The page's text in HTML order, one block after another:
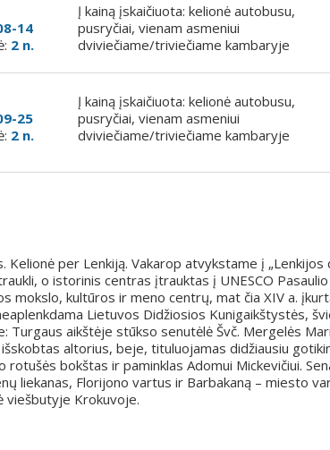
14
2 n.
Į kainą įskaičiuota: kelionė autobusu,
pusryčiai, vienam asmeniui
dviviečiame/triviečiame kambaryje
25
2 n.
Į kainą įskaičiuota: kelionė autobusu,
pusryčiai, vienam asmeniui
dviviečiame/triviečiame kambaryje
per Lenkiją. Vakarop atvykstame į „Lenkijos
o istorinis centras įtrauktas į UNESCO
mokslo, kultūros ir meno centrų, mat čia XIV a.
Lietuvos Didžiosios Kunigaikštystės,
Turgaus aikštėje stūkso senutėlė Švč. Mergelės
altorius, beje, tituluojamas didžiausiu
rotušės bokštas ir paminklas Adomui Mickevičiui.
liekanas, Florijono vartus ir Barbakaną – miesto
viešbutyje Krokuvoje.